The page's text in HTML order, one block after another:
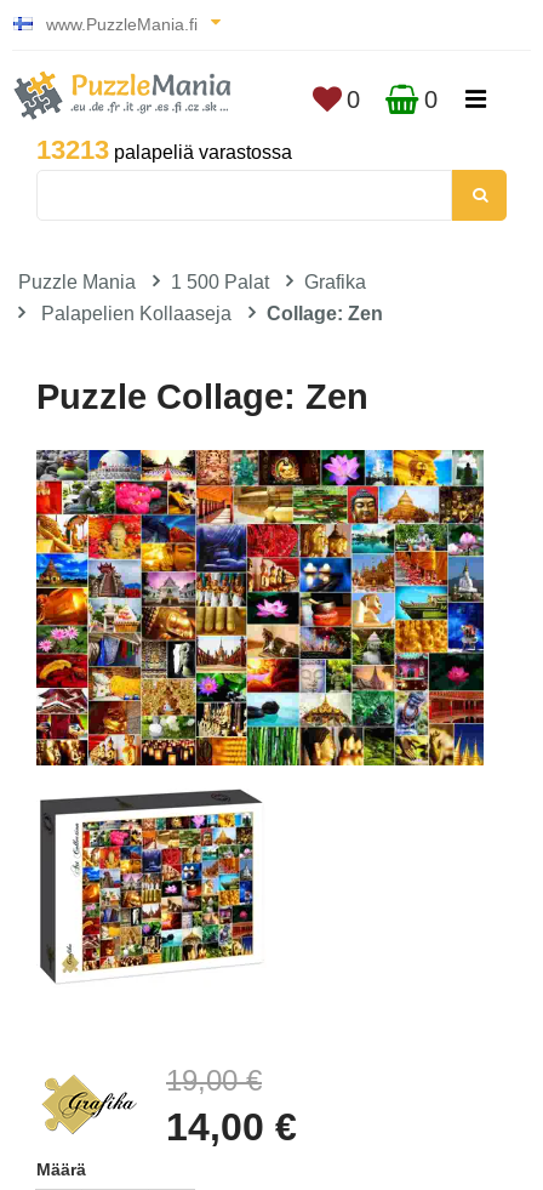
www.PuzzleMania.fi
13213 palapeliä varastossa
0 0
Puzzle Mania 1 500 Palat
Grafika
Palapelien Kollaaseja
Collage: Zen
Puzzle Collage: Zen
19,00 €
14,00 €
Määrä